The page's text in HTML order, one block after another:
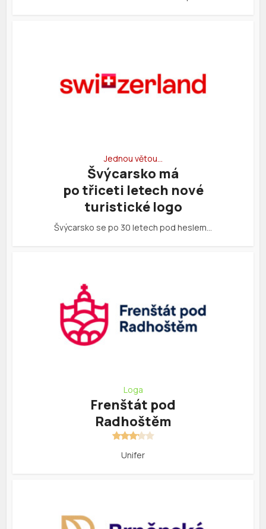
Jednou větou…
Švýcarsko má
po třiceti letech nové
turistické logo
Švýcarsko se po 30 letech pod heslem…
Loga
Frenštát pod
Radhoštěm
Unifer